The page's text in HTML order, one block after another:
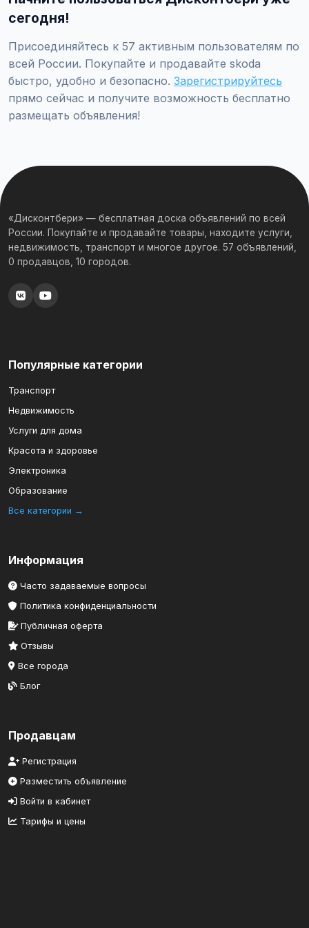
сегодня!
Присоединяйтесь к 57 активным пользователям по
всей России. Покупайте и продавайте skoda
быстро, удобно и безопасно. Зарегистрируйтесь
прямо сейчас и получите возможность бесплатно
размещать объявления!
«Дисконтбери» — бесплатная доска объявлений по всей
России. Покупайте и продавайте товары, находите услуги,
недвижимость, транспорт и многое другое. 57 объявлений,
0 продавцов, 10 городов.
Популярные категории
Транспорт
Недвижимость
Услуги для дома
Красота и здоровье
Электроника
Образование
Все категории →
Информация
Часто задаваемые вопросы
Политика конфиденциальности
Публичная оферта
Отзывы
Все города
Блог
Продавцам
Регистрация
Разместить объявление
Войти в кабинет
Тарифы и цены